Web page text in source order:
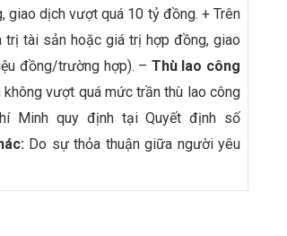
giao dịch vượt quá 10 tỷ đồng. + Trên
trị tài sản hoặc giá trị hợp đồng, giao
đồng/trường hợp). – Thù lao công
vượt quá mức trần thù lao công
Minh quy định tại Quyết định số
Do sự thỏa thuận giữa người yêu